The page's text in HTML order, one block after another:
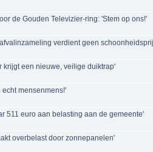
de Gouden Televizier-ring: 'Stem op ons!'
verdient geen
krijgt een nieuwe, veilige duiktrap'
mensenmens!'
511 euro aan belasting aan de gemeente'
overbelast door zonnepanelen'